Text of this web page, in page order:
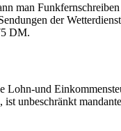
man
der
DM.
und
unbeschränkt